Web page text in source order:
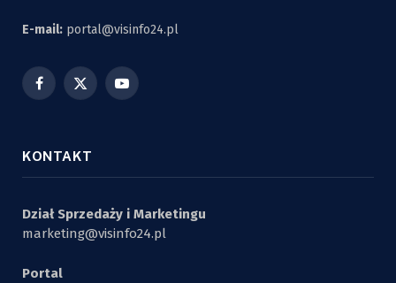
E-mail: portal@visinfo24.pl
Facebook
X
YouTube
KONTAKT
Dział Sprzedaży i Marketingu
marketing@visinfo24.pl
Portal